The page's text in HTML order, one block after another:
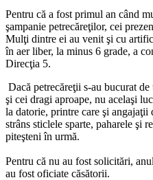
Pentru că a fost primul an când
şampanie petrecăreţilor, cei
Mulţi dintre ei au venit şi cu
în aer liber, la minus 6 grade, a
Direcţia 5.
Dacă petrecăreţii s-au bucurat
şi cei dragi aproape, nu acelaşi
la datorie, printre care şi angajaţii
strâns sticlele sparte, paharele şi
piteşteni în urmă.
Pentru că nu au fost solicitări,
au fost oficiate căsătorii.